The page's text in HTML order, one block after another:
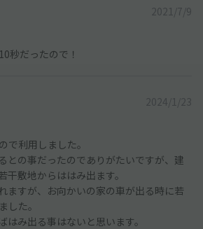
2021/7/9
秒だったので！
2024/1/23
で利用しました。
との事だったのでありがたいですが、建
干敷地からははみ出ます。
ますが、お向かいの家の車が出る時に若
した。
はみ出る事はないと思います。